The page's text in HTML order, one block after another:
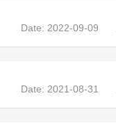
Date: 2022-09-09
Date: 2021-08-31